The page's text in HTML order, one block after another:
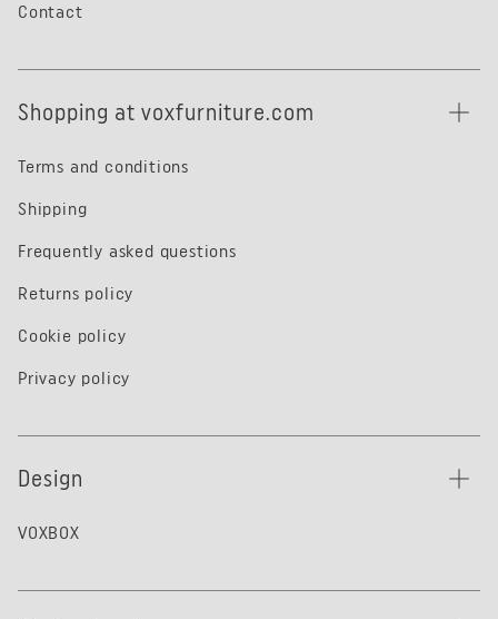
Contact
Shopping at voxfurniture.com
Terms and conditions
Shipping
Frequently asked questions
Returns policy
Cookie policy
Privacy policy
Design
VOXBOX